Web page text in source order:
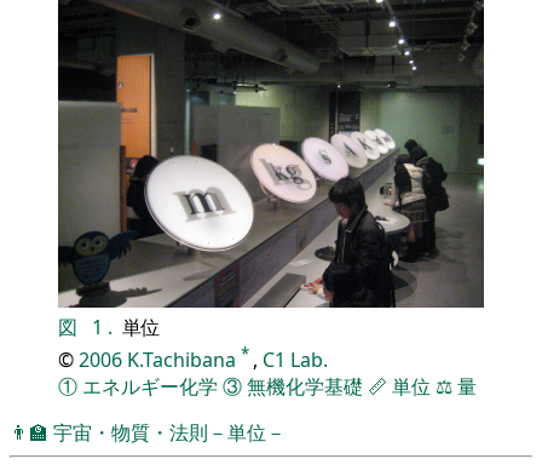
図 1 . 単位
©2006 K.Tachibana * , C1 Lab.
① エネルギー化学 ③無機化学基礎 📏 単位 ⚖️量
👨‍🏫 宇宙・物質・法則－単位－